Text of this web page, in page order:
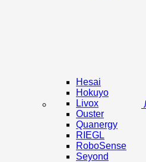
Hesai
Hokuyo
Livox
Ouster
Quanergy
RIEGL
RoboSense
Seyond